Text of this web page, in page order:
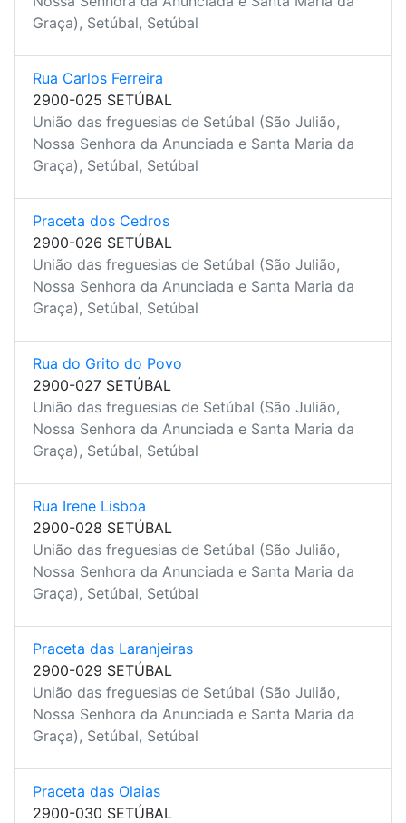
Graça), Setúbal, Setúbal
Rua Carlos Ferreira
2900-025 SETÚBAL
União das freguesias de Setúbal (São Julião,
Nossa Senhora da Anunciada e Santa Maria da
Graça), Setúbal, Setúbal
Praceta dos Cedros
2900-026 SETÚBAL
União das freguesias de Setúbal (São Julião,
Nossa Senhora da Anunciada e Santa Maria da
Graça), Setúbal, Setúbal
Rua do Grito do Povo
2900-027 SETÚBAL
União das freguesias de Setúbal (São Julião,
Nossa Senhora da Anunciada e Santa Maria da
Graça), Setúbal, Setúbal
Rua Irene Lisboa
2900-028 SETÚBAL
União das freguesias de Setúbal (São Julião,
Nossa Senhora da Anunciada e Santa Maria da
Graça), Setúbal, Setúbal
Praceta das Laranjeiras
2900-029 SETÚBAL
União das freguesias de Setúbal (São Julião,
Nossa Senhora da Anunciada e Santa Maria da
Graça), Setúbal, Setúbal
Praceta das Olaias
2900-030 SETÚBAL